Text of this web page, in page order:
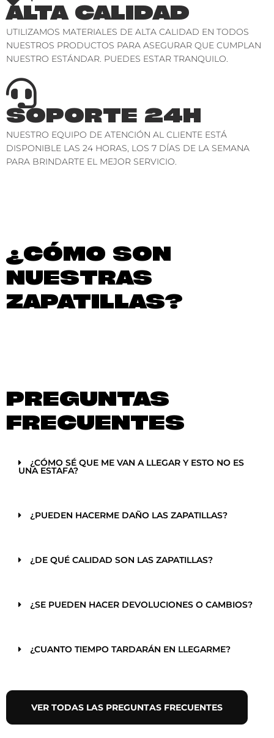
ALTA CALIDAD
UTILIZAMOS MATERIALES DE ALTA CALIDAD EN TODOS
NUESTROS PRODUCTOS PARA ASEGURAR QUE CUMPLAN
NUESTRO ESTÁNDAR. PUEDES ESTAR TRANQUILO.
SOPORTE 24H
NUESTRO EQUIPO DE ATENCIÓN AL CLIENTE ESTÁ
DISPONIBLE LAS 24 HORAS, LOS 7 DÍAS DE LA SEMANA
PARA BRINDARTE EL MEJOR SERVICIO.
¿CÓMO SON
NUESTRAS
ZAPATILLAS?
PREGUNTAS
FRECUENTES
¿CÓMO SÉ QUE ME VAN A LLEGAR Y ESTO NO ES
UNA ESTAFA?
¿PUEDEN HACERME DAÑO LAS ZAPATILLAS?
¿DE QUÉ CALIDAD SON LAS ZAPATILLAS?
¿SE PUEDEN HACER DEVOLUCIONES O CAMBIOS?
¿CUANTO TIEMPO TARDARÁN EN LLEGARME?
VER TODAS LAS PREGUNTAS FRECUENTES